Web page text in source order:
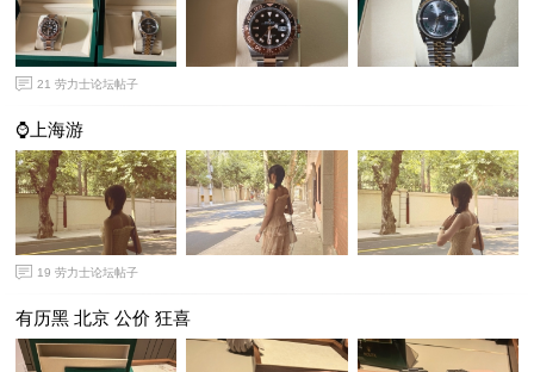
21 劳力士论坛帖子
⌚️上海游
19 劳力士论坛帖子
有历黑 北京 公价 狂喜